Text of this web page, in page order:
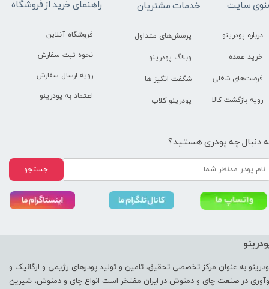
به عنوان مرکز تخصصی تحقیق، تامین و تولید پودرهای رژیمی و ارگانیک و
در صنعت چای و دمنوش در ایران مفتخر است انواع چای و دمنوش، شیرین
راهنمای خرید از فروشگاه
فروشگاه آنلاین
نحوه ثبت سفارش
رویه ارسال سفارش
اعتماد به پودرینو
خدمات مشتریان
پرسش‌های متداول
وبلاگ پودرینو
شگفت انگیز ها
پودرینو کلاب
سایت
درباره پودرینو
خرید عمده
فرصت‌های شغلی
رویه بازگشت کالا
دنبال چه پودری هستید؟
جستجو